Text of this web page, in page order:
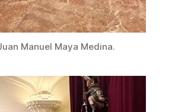
Manuel Maya Medina.